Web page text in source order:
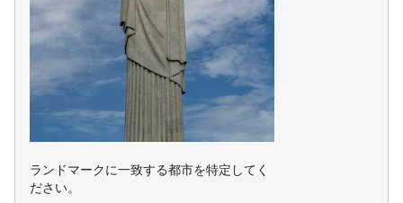
ランドマークに一致する都市を特定してく
ださい。